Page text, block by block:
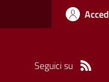
Seguici su